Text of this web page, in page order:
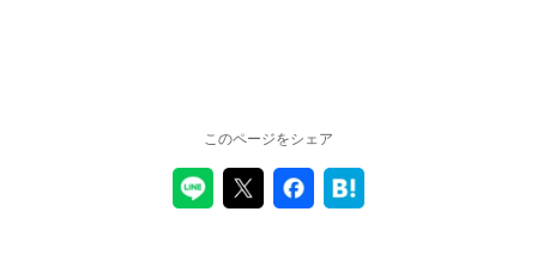
このページをシェア